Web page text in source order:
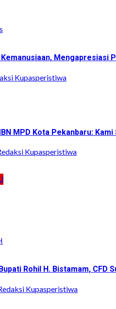
Mengapresiasi
Kupasperistiwa
MPD Kota Pekanbaru:
Kupasperistiwa
Rohil H. Bistamam, CFD
Kupasperistiwa